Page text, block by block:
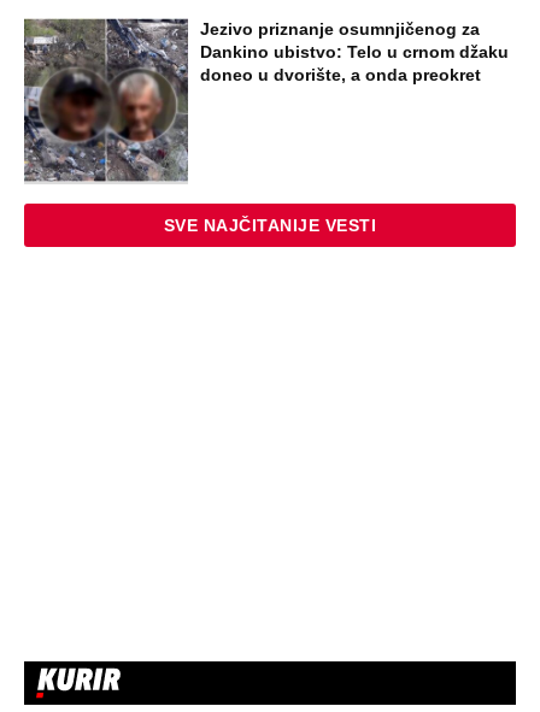
Jezivo priznanje osumnjičenog za
Dankino ubistvo: Telo u crnom džaku
doneo u dvorište, a onda preokret
SVE NAJČITANIJE VESTI